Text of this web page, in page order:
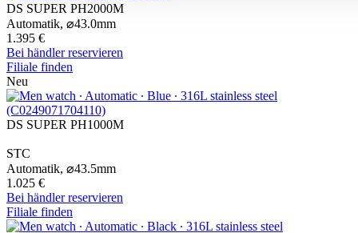
DS SUPER PH2000M
Automatik, ⌀43.0mm
1.395 €
Bei händler reservieren
Filiale finden
Neu
DS SUPER PH1000M
STC
Automatik, ⌀43.5mm
1.025 €
Bei händler reservieren
Filiale finden